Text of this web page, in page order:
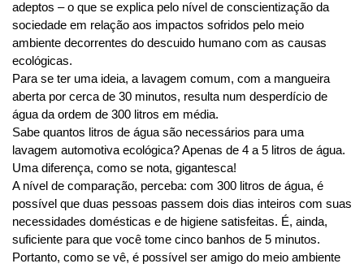
adeptos – o que se explica pelo nível de conscientização da
sociedade em relação aos impactos sofridos pelo meio
ambiente decorrentes do descuido humano com as causas
ecológicas.
Para se ter uma ideia, a lavagem comum, com a mangueira
aberta por cerca de 30 minutos, resulta num desperdício de
água da ordem de 300 litros em média.
Sabe quantos litros de água são necessários para uma
lavagem automotiva ecológica? Apenas de 4 a 5 litros de água.
Uma diferença, como se nota, gigantesca!
A nível de comparação, perceba: com 300 litros de água, é
possível que duas pessoas passem dois dias inteiros com suas
necessidades domésticas e de higiene satisfeitas. É, ainda,
suficiente para que você tome cinco banhos de 5 minutos.
Portanto, como se vê, é possível ser amigo do meio ambiente